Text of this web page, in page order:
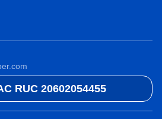
RUC 20602054455